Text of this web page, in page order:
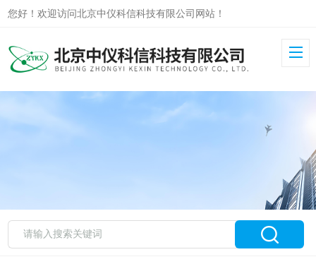
您好！欢迎访问北京中仪科信科技有限公司网站！